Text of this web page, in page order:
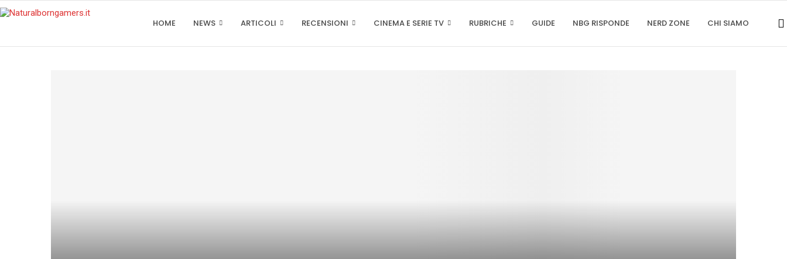
HOME NEWS ARTICOLI RECENSIONI CINEMA E SERIE TV RUBRICHE GUIDE NBG RISPONDE NERD ZONE CHI SIAMO